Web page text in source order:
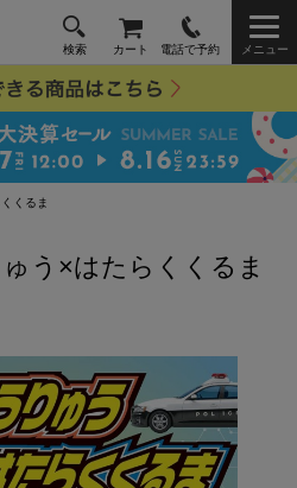
検索 カート 電話で予約 メニュー
くるま
う×はたらくくるま